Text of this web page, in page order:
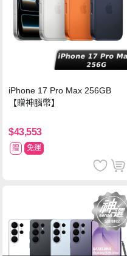
iPhone 17 Pro Max 256GB
【贈神腦幣】
$43,553
贈 免運